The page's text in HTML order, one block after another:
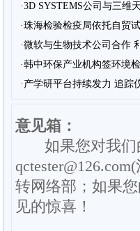
·3D SYSTEMS公司与三维
·珠海检验检疫局依托自贸
·微软与生物技术公司合作
·韩中环保产业机构签环境
·产学研平台持续发力 追踪
意见箱：
如果您对我
转网络部；如果
见的惊喜！